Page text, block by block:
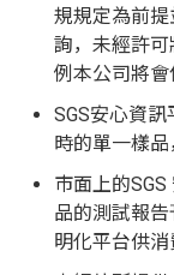
規規定為前
詢，未經許
例本公司將會
SGS安心資
時的單一樣品
市面上的
品的測試報
明化平台供消